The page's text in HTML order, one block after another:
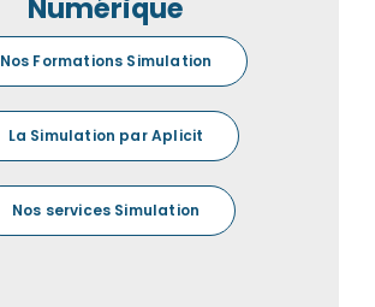
Numérique
Nos Formations Simulation
La Simulation par Aplicit
Nos services Simulation